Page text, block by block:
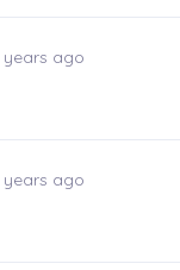
ago
ago